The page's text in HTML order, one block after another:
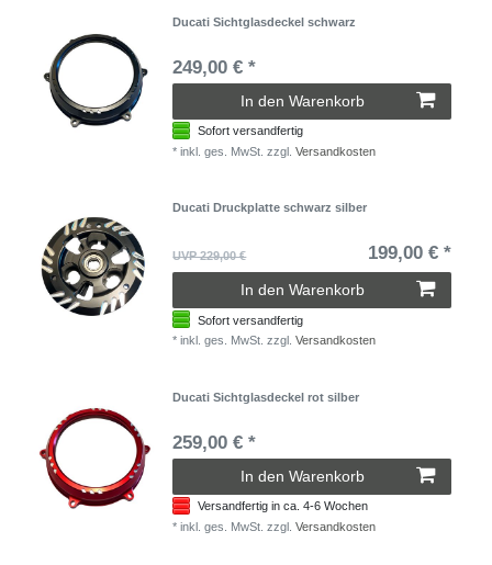
Ducati Sichtglasdeckel schwarz
249,00 € *
In den Warenkorb
Sofort versandfertig
*inkl. ges. MwSt. zzgl.Versandkosten
Ducati Druckplatte schwarz silber
UVP 229,00 € 199,00 € *
In den Warenkorb
Sofort versandfertig
*inkl. ges. MwSt. zzgl.Versandkosten
Ducati Sichtglasdeckel rot silber
259,00 € *
In den Warenkorb
Versandfertig in ca. 4-6 Wochen
*inkl. ges. MwSt. zzgl.Versandkosten